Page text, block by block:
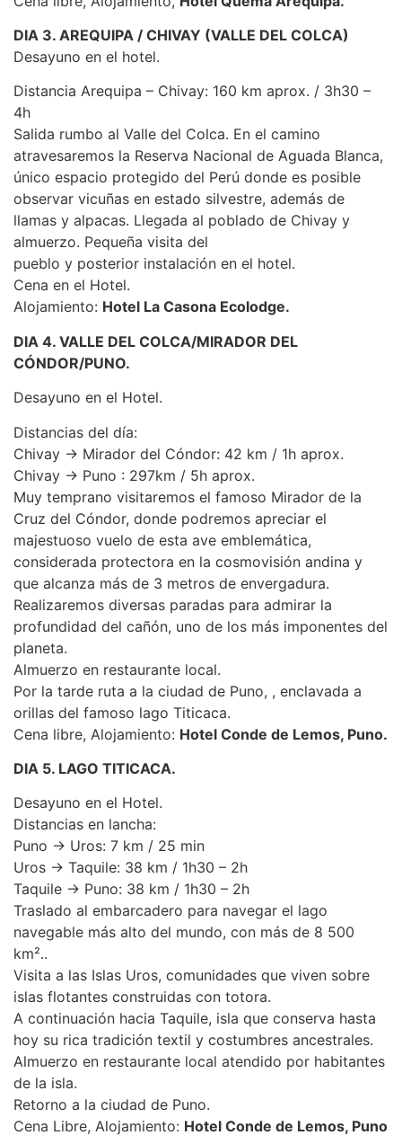
DIA 3. AREQUIPA / CHIVAY (VALLE DEL COLCA)
Desayuno en el hotel.
Distancia Arequipa – Chivay: 160 km aprox. / 3h30 –
4h
Salida rumbo al Valle del Colca. En el camino
atravesaremos la Reserva Nacional de Aguada Blanca,
único espacio protegido del Perú donde es posible
observar vicuñas en estado silvestre, además de
llamas y alpacas. Llegada al poblado de Chivay y
almuerzo. Pequeña visita del
pueblo y posterior instalación en el hotel.
Cena en el Hotel.
Alojamiento: Hotel La Casona Ecolodge.
DIA 4. VALLE DEL COLCA/MIRADOR DEL
CÓNDOR/PUNO.
Desayuno en el Hotel.
Distancias del día:
Chivay → Mirador del Cóndor: 42 km / 1h aprox.
Chivay → Puno : 297km / 5h aprox.
Muy temprano visitaremos el famoso Mirador de la
Cruz del Cóndor, donde podremos apreciar el
majestuoso vuelo de esta ave emblemática,
considerada protectora en la cosmovisión andina y
que alcanza más de 3 metros de envergadura.
Realizaremos diversas paradas para admirar la
profundidad del cañón, uno de los más imponentes del
planeta.
Almuerzo en restaurante local.
Por la tarde ruta a la ciudad de Puno, , enclavada a
orillas del famoso lago Titicaca.
Cena libre, Alojamiento: Hotel Conde de Lemos, Puno.
DIA 5. LAGO TITICACA.
Desayuno en el Hotel.
Distancias en lancha:
Puno → Uros: 7 km / 25 min
Uros → Taquile: 38 km / 1h30 – 2h
Taquile → Puno: 38 km / 1h30 – 2h
Traslado al embarcadero para navegar el lago
navegable más alto del mundo, con más de 8 500
km²..
Visita a las Islas Uros, comunidades que viven sobre
islas flotantes construidas con totora.
A continuación hacia Taquile, isla que conserva hasta
hoy su rica tradición textil y costumbres ancestrales.
Almuerzo en restaurante local atendido por habitantes
de la isla.
Retorno a la ciudad de Puno.
Cena Libre, Alojamiento: Hotel Conde de Lemos, Puno